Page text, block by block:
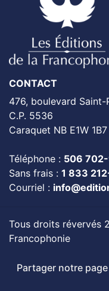
CONTACT
476, boulevard Saint-
C.P. 5536
Caraquet NB E1W 1B7
Téléphone : 506
Sans frais : 1 833
Courriel :
Tous droits révervés
Francophonie
Partager notre page